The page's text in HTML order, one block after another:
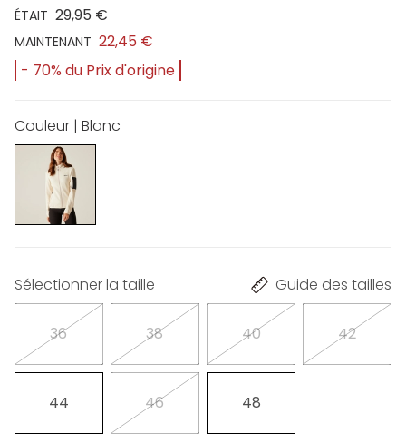
ÉTAIT 29,95 €
MAINTENANT 22,45 €
- 70% du Prix d'origine
Couleur | Blanc
Sélectionner la taille Guide des tailles
36 38 40 42
44 46 48